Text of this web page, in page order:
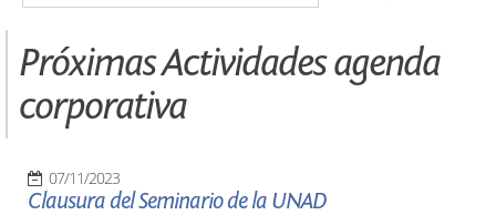
Próximas Actividades agenda
corporativa
07/11/2023
Clausura del Seminario de la UNAD